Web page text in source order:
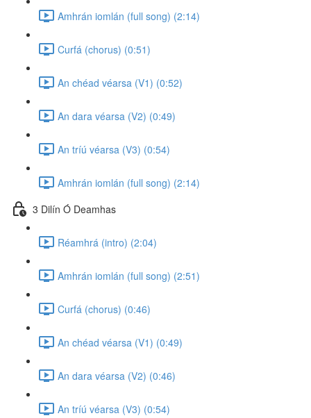
Amhrán iomlán (full song) (2:14)
Curfá (chorus) (0:51)
An chéad véarsa (V1) (0:52)
An dara véarsa (V2) (0:49)
An tríú véarsa (V3) (0:54)
Amhrán iomlán (full song) (2:14)
3 Dilín Ó Deamhas
Réamhrá (intro) (2:04)
Amhrán iomlán (full song) (2:51)
Curfá (chorus) (0:46)
An chéad véarsa (V1) (0:49)
An dara véarsa (V2) (0:46)
An tríú véarsa (V3) (0:54)